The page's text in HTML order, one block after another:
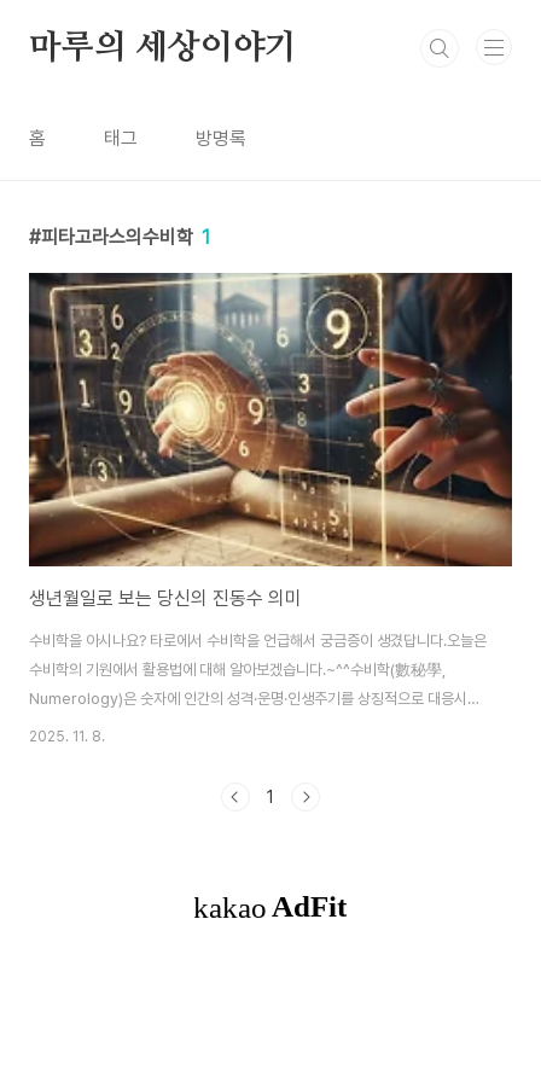
마루의 세상이야기
홈 태그 방명록
피타고라스의수비학 1
생년월일로 보는 당신의 진동수 의미
수비학을 아시나요? 타로에서 수비학을 언급해서 궁금증이 생겼답니다.오늘은
수비학의 기원에서 활용법에 대해 알아보겠습니다.~^^수비학(數秘學,
Numerology)은 숫자에 인간의 성격·운명·인생주기를 상징적으로 대응시키
는 체계입니다.1. 개요 & 구분 내용정의수비학은 모든 숫자가 고유한 진동과 에
계기원피타고라스 학파(기원전 6세기)에서 발전. 이후 서양 점성학과 결합되
2025. 11. 8.
1